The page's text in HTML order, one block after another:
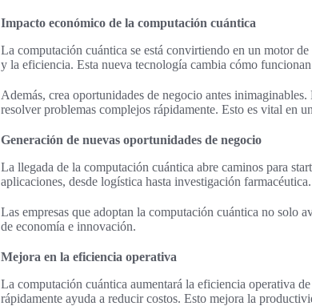
Impacto económico de la computación cuántica
La computación cuántica se está convirtiendo en un motor
y la eficiencia. Esta nueva tecnología cambia cómo funcionan
Además, crea oportunidades de negocio antes
resolver problemas complejos rápidamente. Esto es vital en
Generación de nuevas oportunidades de negocio
La llegada de la computación cuántica abre caminos para
aplicaciones, desde logística hasta investigación farmacéutica.
Las empresas que adoptan la computación cuántica no solo
de economía e innovación.
Mejora en la eficiencia operativa
La computación cuántica aumentará la eficiencia operativa
rápidamente ayuda a reducir costos. Esto mejora la